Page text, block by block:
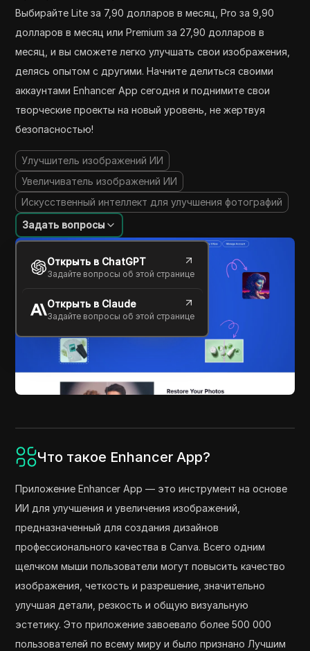
Выбирайте Lite за 7,90 долларов в месяц, Pro за 9,90
долларов в месяц или Premium за 27,90 долларов в
месяц, и вы сможете легко улучшать свои изображения,
делясь опытом с другими. Начните делиться своими
аккаунтами Enhancer App сегодня и поднимите свои
творческие проекты на новый уровень, не жертвуя
безопасностью!
Улучшитель изображений ИИ
Увеличиватель изображений ИИ
Искусственный интеллект для улучшения фотографий
Задать вопросы
Открыть в ChatGPT
Задайте вопросы об этой странице
Открыть в Claude
Задайте вопросы об этой странице
Что такое Enhancer App?
Приложение Enhancer App — это инструмент на основе
ИИ для улучшения и увеличения изображений,
предназначенный для создания дизайнов
профессионального качества в Canva. Всего одним
щелчком мыши пользователи могут повысить качество
изображения, четкость и разрешение, значительно
улучшая детали, резкость и общую визуальную
эстетику. Это приложение завоевало более 500 000
пользователей по всему миру и было признано Лучшим